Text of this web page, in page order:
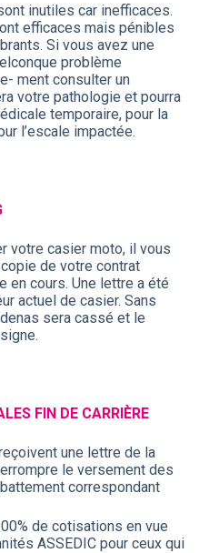
inutiles car inefficaces.
efficaces mais pénibles
Si vous avez une
problème
ment consulter un
votre pathologie et pourra
temporaire, pour la
l’escale impactée.
votre casier moto, il vous
de votre contrat
en cours. Une lettre a été
actuel de casier. Sans
sera cassé et le
FIN DE CARRIÈRE
une lettre de la
le versement des
correspondant
de cotisations en vue
ASSEDIC pour ceux qui